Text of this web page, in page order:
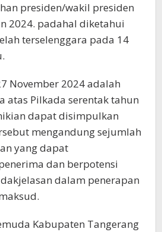
presiden/wakil presiden
2024. padahal diketahui
terselenggara pada 14
November 2024 adalah
atas Pilkada serentak tahun
dapat disimpulkan
mengandung sejumlah
yang dapat
dan berpotensi
dalam penerapan
Kabupaten Tangerang